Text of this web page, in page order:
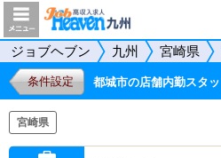
ジョブヘブン 九州 宮崎県
条件設定 都城市の店舗内勤スタ
宮崎県